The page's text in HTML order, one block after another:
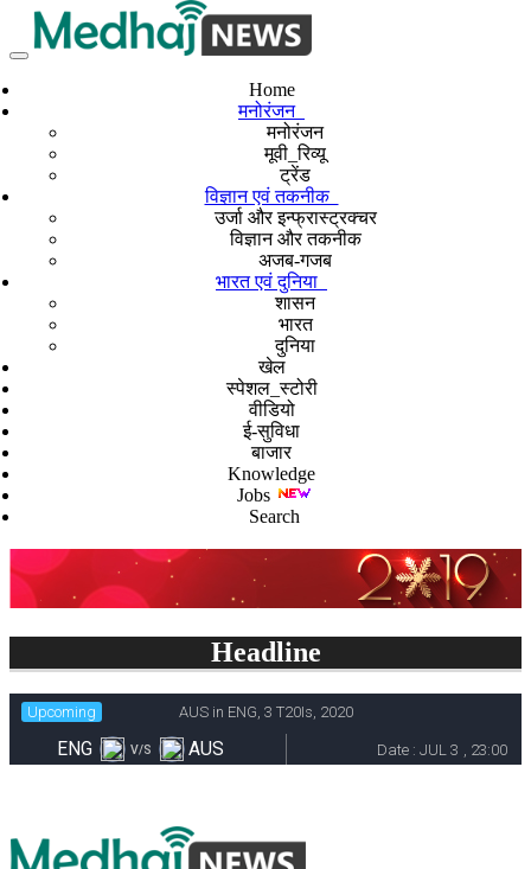
Home
मनोरंजन
मनोरंजन
मूवी_रिव्यू
ट्रेंड
विज्ञान एवं तकनीक
उर्जा और इन्फ्रास्ट्रक्चर
विज्ञान और तकनीक
अजब-गजब
भारत एवं दुनिया
शासन
भारत
दुनिया
खेल
स्पेशल_स्टोरी
वीडियो
ई-सुविधा
बाजार
Knowledge
Jobs
Search
Headline